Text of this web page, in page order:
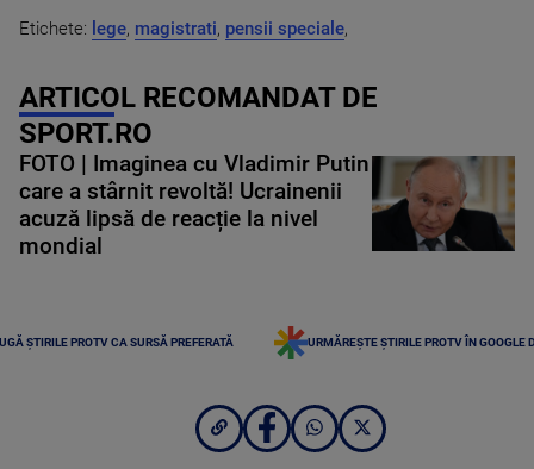
Etichete: lege, magistrati, pensii speciale,
ARTICOL RECOMANDAT DE
SPORT.RO
FOTO | Imaginea cu Vladimir Putin
care a stârnit revoltă! Ucrainenii
acuză lipsă de reacție la nivel
mondial
ȘTIRILE PROTV CA SURSĂ PREFERATĂ URMĂREȘTE ȘTIRILE PROTV ÎN GOOGLE